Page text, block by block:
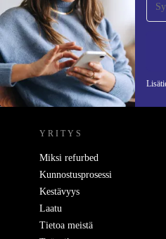
Älä missaa enää
REFURBED SUOMI -
YRITYS
Miksi refurbed
Kunnostusprosessi
Kestävyys
Laatu
Tietoa meistä